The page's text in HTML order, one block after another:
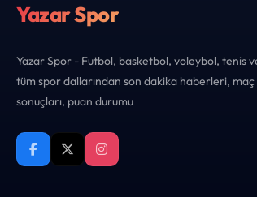
Yazar Spor
Yazar Spor - Futbol, basketbol, voleybol, tenis
tüm spor dallarından son dakika haberleri, maç
sonuçları, puan durumu